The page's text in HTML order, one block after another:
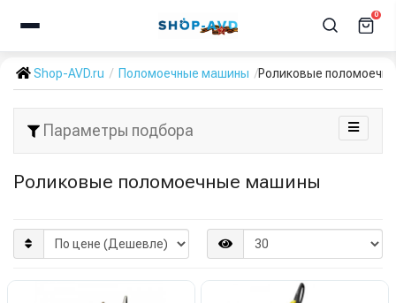
0
Shop-AVD.ru Поломоечные машины Роликовые
Параметры подбора
Роликовые поломоечные машины